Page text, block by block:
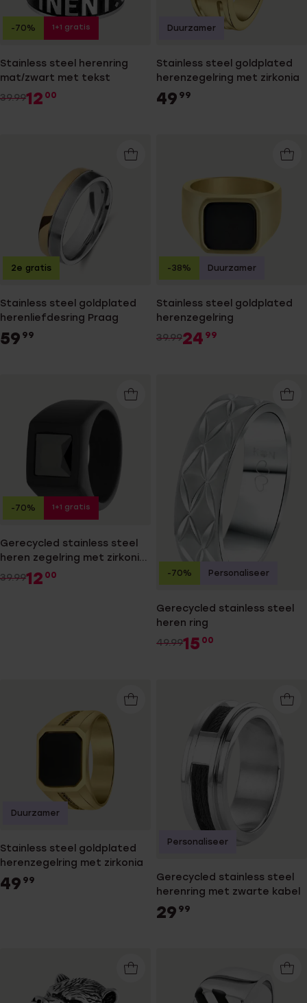
Stainless steel herenring
mat/zwart met tekst
39.9912 00
-70% 1+1 gratis
Stainless steel goldplated
herenzegelring met zirkonia
49 99
Duurzamer
Stainless steel goldplated
herenliefdesring Praag
59 99
2e gratis
Stainless steel goldplated
herenzegelring
39.9924 99
-38% Duurzamer
Gerecycled stainless steel
heren zegelring met zirkonia
zwart
39.9912 00
-70% 1+1 gratis
Gerecycled stainless steel
heren ring
49.9915 00
-70% Personaliseer
Stainless steel goldplated
herenzegelring met zirkonia
49 99
Duurzamer
Gerecycled stainless steel
herenring met zwarte kabel
29 99
Personaliseer